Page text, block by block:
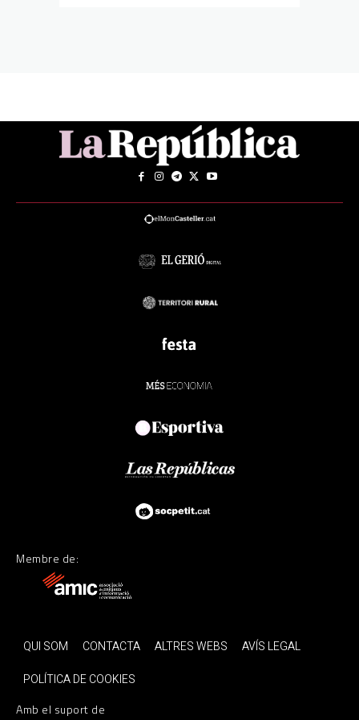
Membre de:
QUI SOM CONTACTA ALTRES WEBS
AVÍS LEGAL
POLÍTICA DE COOKIES
Amb el suport de